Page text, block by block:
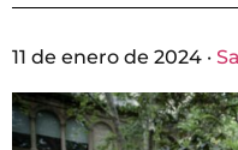
11 de enero de 2024 ·